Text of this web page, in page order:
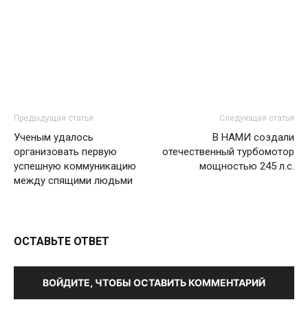
Предыдущая статья
Ученым удалось
организовать первую
успешную коммуникацию
между спящими людьми
Следующая статья
В НАМИ создали
отечественный турбомотор
мощностью 245 л.с.
ОСТАВЬТЕ ОТВЕТ
ВОЙДИТЕ, ЧТОБЫ ОСТАВИТЬ КОММЕНТАРИЙ